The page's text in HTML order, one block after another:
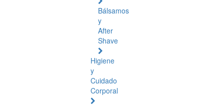
Bálsamos
y
After
Shave
Higiene
y
Cuidado
Corporal